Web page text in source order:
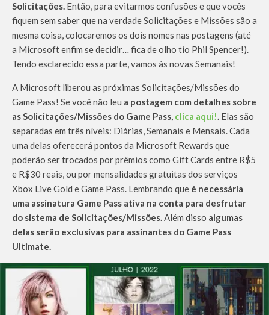
Solicitações. Então, para evitarmos confusões e que vocês
fiquem sem saber que na verdade Solicitações e Missões são a
mesma coisa, colocaremos os dois nomes nas postagens (até
a Microsoft enfim se decidir… fica de olho tio Phil Spencer!).
Tendo esclarecido essa parte, vamos às novas Semanais!
A Microsoft liberou as próximas Solicitações/Missões do
Game Pass! Se você não leu a postagem com detalhes sobre
as Solicitações/Missões do Game Pass, clica aqui!. Elas são
separadas em três níveis: Diárias, Semanais e Mensais. Cada
uma delas oferecerá pontos da Microsoft Rewards que
poderão ser trocados por prêmios como Gift Cards entre R$5
e R$30 reais, ou por mensalidades gratuitas dos serviços
Xbox Live Gold e Game Pass. Lembrando que é necessária
uma assinatura Game Pass ativa na conta para desfrutar
do sistema de Solicitações/Missões.Além disso algumas
delas serão exclusivas para assinantes do Game Pass
Ultimate.